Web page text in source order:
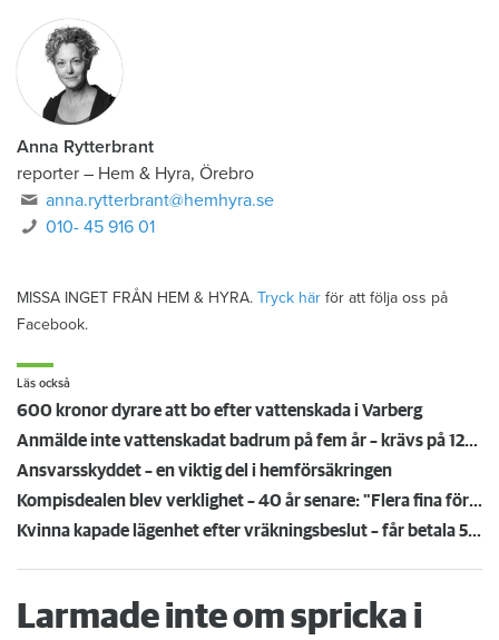
Anna Rytterbrant
reporter – Hem & Hyra, Örebro
anna.rytterbrant@hemhyra.se
010- 45 916 01
MISSA INGET FRÅN HEM & HYRA. Tryck här för att följa oss på
Facebook.
Läs också
600 kronor dyrare att bo efter vattenskada i Varberg
Anmälde inte vattenskadat badrum på fem år – krävs på 125 000 kronor
Ansvarsskyddet – en viktig del i hemförsäkringen
Kompisdealen blev verklighet – 40 år senare: "Flera fina fördelar med att dela bostad"
Kvinna kapade lägenhet efter vräkningsbeslut – får betala 50 000
Larmade inte om spricka i